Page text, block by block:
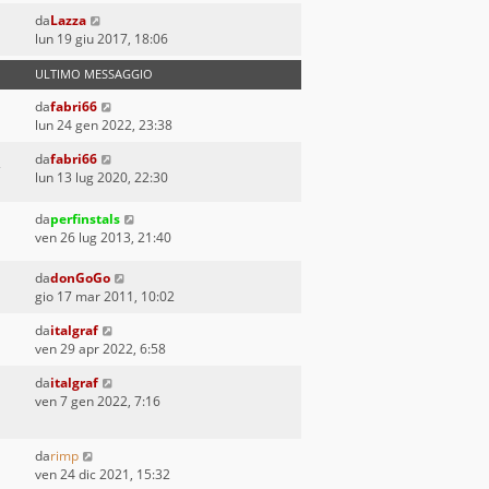
daLazza
lun 19 giu 2017, 18:06
ULTIMO MESSAGGIO
dafabri66
lun 24 gen 2022, 23:38
dafabri66
lun 13 lug 2020, 22:30
daperfinstals
ven 26 lug 2013, 21:40
dadonGoGo
gio 17 mar 2011, 10:02
daitalgraf
ven 29 apr 2022, 6:58
daitalgraf
ven 7 gen 2022, 7:16
darimp
ven 24 dic 2021, 15:32